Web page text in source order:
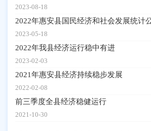
2023-08-18
2022年惠安县国民经济和社会发展统计
2023-05-18
2022年我县经济运行稳中有进
2023-02-03
2021年惠安县经济持续稳步发展
2022-02-08
前三季度全县经济稳健运行
2021-10-30